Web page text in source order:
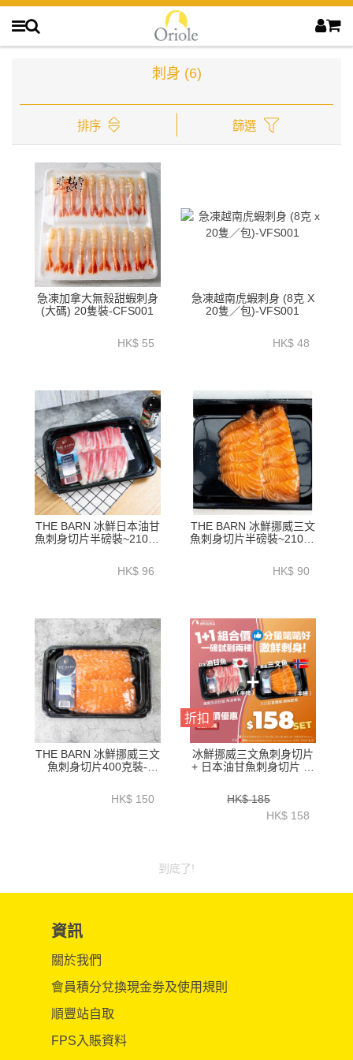
刺身 (6)
排序 篩選
急凍加拿大無殼甜蝦刺身
(大碼) 20隻裝-CFS001
HK$ 55
急凍越南虎蝦刺身 (8克 X
20隻／包)-VFS001
HK$ 48
THE BARN 冰鮮日本油甘
魚刺身切片半磅裝~210G-
HK$ 96
THE BARN 冰鮮挪威三文
魚刺身切片半磅裝~210G-
HK$ 90
THE BARN 冰鮮挪威三文
魚刺身切片400克裝-
HK$ 150
折扣
冰鮮挪威三文魚刺身切片
+ 日本油甘魚刺身切片 各
合優惠$158／SET)
【COM027A】
HK$ 185
HK$ 158
到底了!
資訊
關於我們
會員積分兌換現金劵及使用規則
順豐站自取
FPS入賬資料